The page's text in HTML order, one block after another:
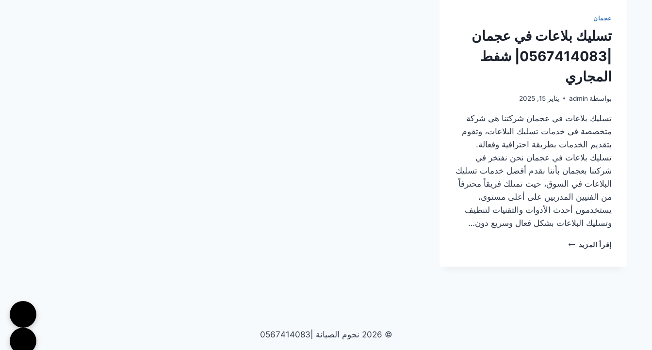
عجمان
تسليك بلاعات في عجمان
|0567414083| شفط
المجاري
بواسطة admin يناير 15, 2025
تسليك بلاعات في عجمان شركتنا هي شركة
متخصصة في خدمات تسليك البلاعات، وتقوم
بتقديم الخدمات بطريقة احترافية وفعالة.
تسليك بلاعات في عجمان نحن نفتخر في
شركتنا بعجمان بأننا نقدم أفضل خدمات تسليك
البلاعات في السوق، حيث نمتلك فريقاً محترفاً
من الفنيين المدربين على أعلى مستوى،
يستخدمون أحدث الأدوات والتقنيات لتنظيف
وتسليك البلاعات بشكل فعال وسريع دون…
إقرأ المزيد تسليك
© 2026 نجوم الصيانة |0567414083